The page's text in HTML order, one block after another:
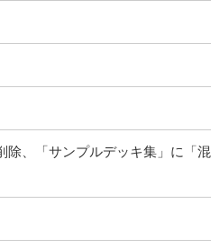
、「サンプルデッキ集」に「混